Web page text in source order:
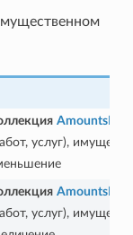
AmountsDiff
услуг),
AmountsDiff
услуг),